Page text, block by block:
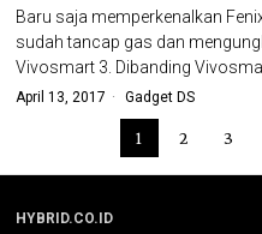
Baru saja memperkenalkan
sudah tancap gas dan
Vivosmart 3. Dibanding
April 13, 2017 Gadget DS
1 2 3
HYBRID.CO.ID